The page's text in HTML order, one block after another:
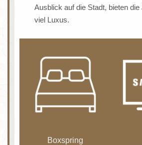
Ausblick auf die Stadt, bieten die
viel Luxus.
Boxspring